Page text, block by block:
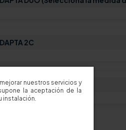
nuestros servicios y
la aceptación de la
instalación.
2C
consúltanos.